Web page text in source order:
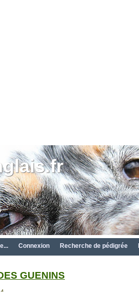
Connexion Recherche de pédigrée
GUENINS